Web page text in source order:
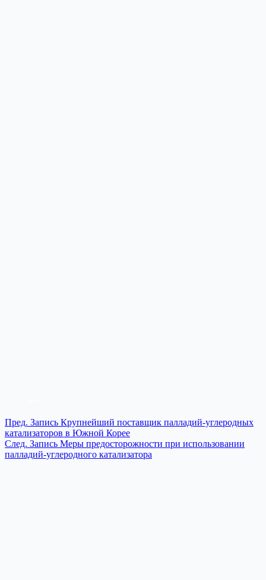
Пред. Запись Крупнейший поставщик палладий-углеродных
катализаторов в Южной Корее
След. Запись Меры предосторожности при использовании
палладий-углеродного катализатора